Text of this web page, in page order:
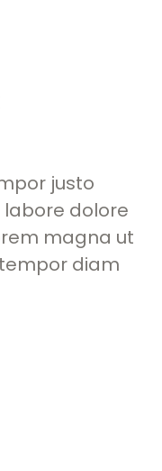
justo
dolore
magna ut
diam